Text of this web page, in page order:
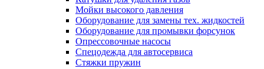
Мойки высокого давления
Оборудование для замены тех. жидкостей
Оборудование для промывки форсунок
Опрессовочные насосы
Спецодежда для автосервиса
Стяжки пружин